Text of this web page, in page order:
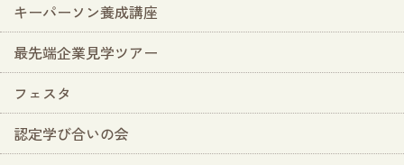
キーパーソン養成講座
最先端企業見学ツアー
フェスタ
認定学び合いの会